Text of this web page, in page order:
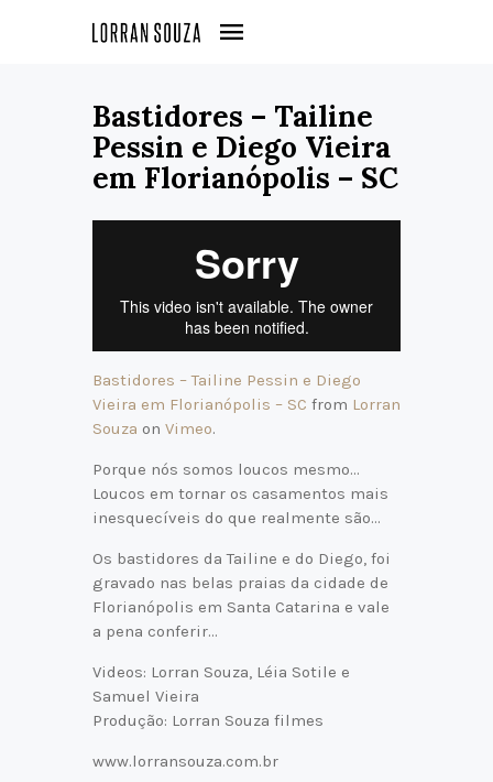
Bastidores – Tailine
Pessin e Diego Vieira
em Florianópolis – SC
Bastidores – Tailine Pessin e Diego
Vieira em Florianópolis – SC from Lorran
Souza on Vimeo.
Porque nós somos loucos mesmo…
Loucos em tornar os casamentos mais
inesquecíveis do que realmente são…
Os bastidores da Tailine e do Diego, foi
gravado nas belas praias da cidade de
Florianópolis em Santa Catarina e vale
a pena conferir…
Videos: Lorran Souza, Léia Sotile e
Samuel Vieira
Produção: Lorran Souza filmes
www.lorransouza.com.br